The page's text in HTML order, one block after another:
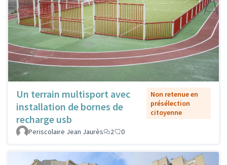
Un terrain multisport avec
installation de bornes de
recharge usb
Non retenue en
présélection
citoyenne
Periscolaire Jean Jaurès 2 0